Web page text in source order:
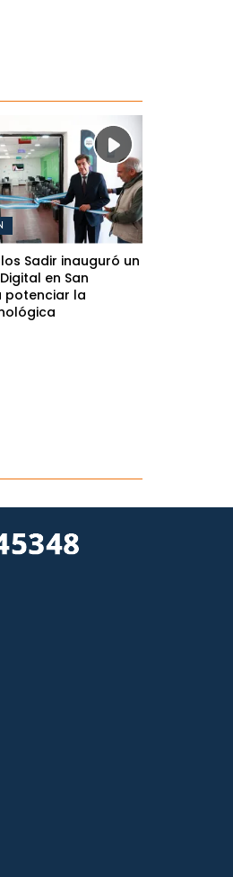
Sadir inauguró un
en San
potenciar la